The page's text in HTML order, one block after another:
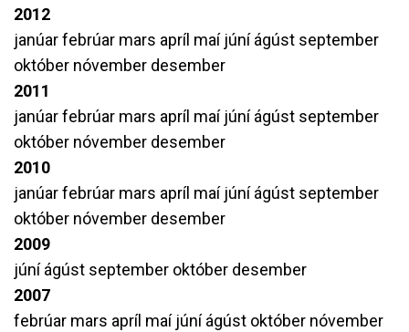
2012
janúarfebrúar mars apríl maí júníágúst september
október nóvember desember
2011
janúarfebrúar mars apríl maí júníágúst september
október nóvember desember
2010
janúarfebrúar mars apríl maí júníágúst september
október nóvember desember
2009
júníágúst september október desember
2007
febrúar mars apríl maí júníágúst október nóvember